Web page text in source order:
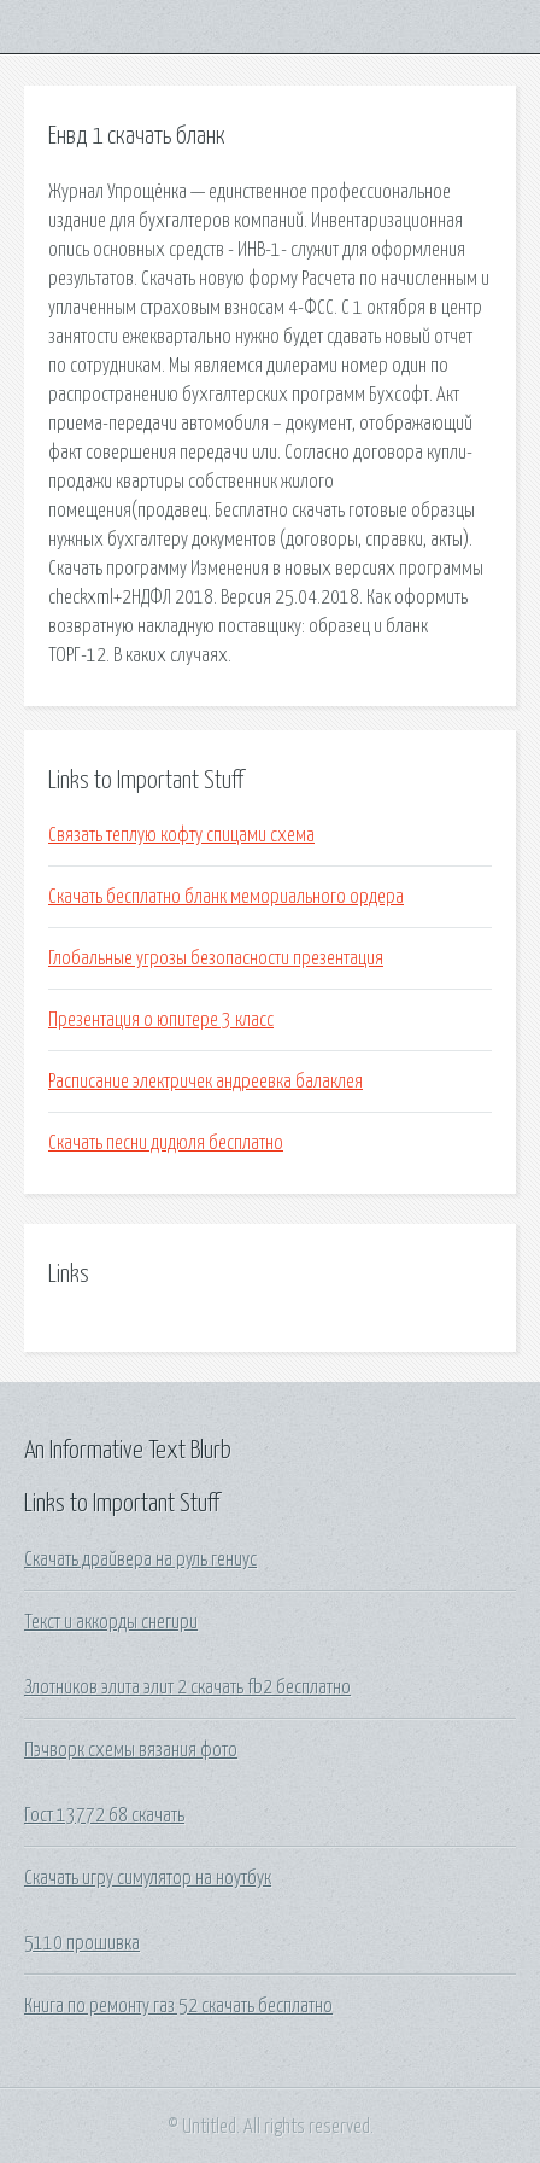
Енвд 1 скачать бланк
Журнал Упрощёнка — единственное профессиональное
издание для бухгалтеров компаний. Инвентаризационная
опись основных средств - ИНВ-1- служит для оформления
результатов. Скачать новую форму Расчета по начисленным и
уплаченным страховым взносам 4-ФСС. С 1 октября в центр
занятости ежеквартально нужно будет сдавать новый отчет
по сотрудникам. Мы являемся дилерами номер один по
распространению бухгалтерских программ Бухсофт. Акт
приема-передачи автомобиля – документ, отображающий
факт совершения передачи или. Согласно договора купли-
продажи квартиры собственник жилого
помещения(продавец. Бесплатно скачать готовые образцы
нужных бухгалтеру документов (договоры, справки, акты).
Скачать программу Изменения в новых версиях программы
checkxml+2НДФЛ 2018. Версия 25.04.2018. Как оформить
возвратную накладную поставщику: образец и бланк
ТОРГ-12. В каких случаях.
Links to Important Stuff
Связать теплую кофту спицами схема
Скачать бесплатно бланк мемориального ордера
Глобальные угрозы безопасности презентация
Презентация о юпитере 3 класс
Расписание электричек андреевка балаклея
Скачать песни дидюля бесплатно
Links
Links to Important Stuff
Скачать драйвера на руль гениус
Текст и аккорды снегири
Злотников элита элит 2 скачать fb2 бесплатно
Пэчворк схемы вязания фото
Гост 13772 68 скачать
Скачать игру симулятор на ноутбук
5110 прошивка
Книга по ремонту газ 52 скачать бесплатно
An Informative Text Blurb
© Untitled. All rights reserved.